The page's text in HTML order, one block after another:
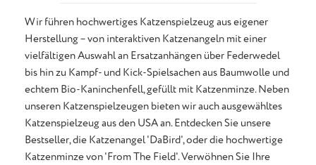
Wir führen hochwertiges Katzenspielzeug aus eigener
Herstellung – von interaktiven Katzenangeln mit einer
vielfältigen Auswahl an Ersatzanhängen über Federwedel
bis hin zu Kampf- und Kick-Spielsachen aus Baumwolle und
echtem Bio-Kaninchenfell, gefüllt mit Katzenminze. Neben
unseren Katzenspielzeugen bieten wir auch ausgewähltes
Katzenspielzeug aus den USA an. Entdecken Sie unsere
Bestseller, die Katzenangel 'DaBird', oder die hochwertige
Katzenminze von 'From The Field'. Verwöhnen Sie Ihre